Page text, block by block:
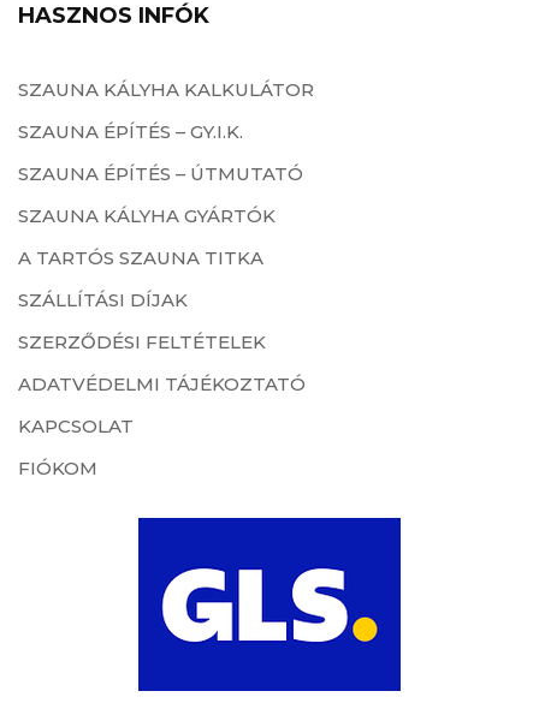
HASZNOS INFÓK
SZAUNA KÁLYHA KALKULÁTOR
SZAUNA ÉPÍTÉS – GY.I.K.
SZAUNA ÉPÍTÉS – ÚTMUTATÓ
SZAUNA KÁLYHA GYÁRTÓK
A TARTÓS SZAUNA TITKA
SZÁLLÍTÁSI DÍJAK
SZERZŐDÉSI FELTÉTELEK
ADATVÉDELMI TÁJÉKOZTATÓ
KAPCSOLAT
FIÓKOM